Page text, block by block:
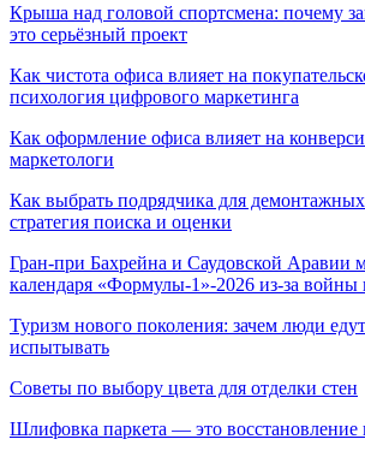
Крыша над головой спортсмена: почему
это серьёзный проект
Как чистота офиса влияет на
психология цифрового маркетинга
Как оформление офиса влияет на
маркетологи
Как выбрать подрядчика для
стратегия поиска и оценки
Гран-при Бахрейна и Саудовской Аравии
календаря «Формулы-1»-2026 из-за войны
Туризм нового поколения: зачем люди
испытывать
Советы по выбору цвета для отделки стен
Шлифовка паркета — это восстановление